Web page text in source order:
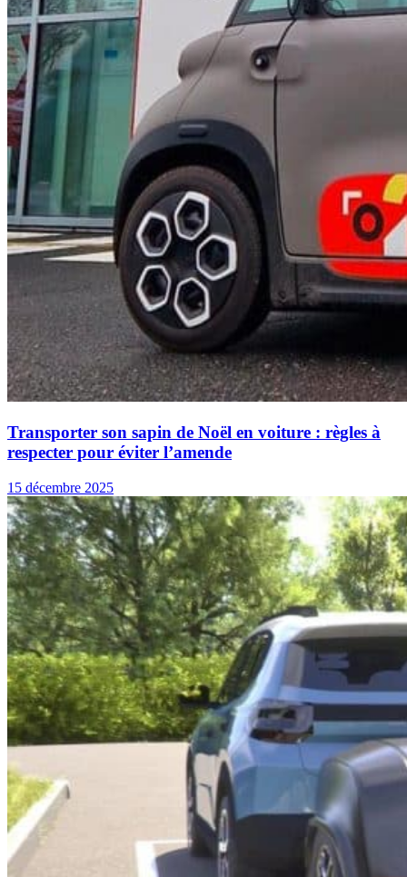
Transporter son sapin de Noël en voiture : règles à
respecter pour éviter l’amende
15 décembre 2025